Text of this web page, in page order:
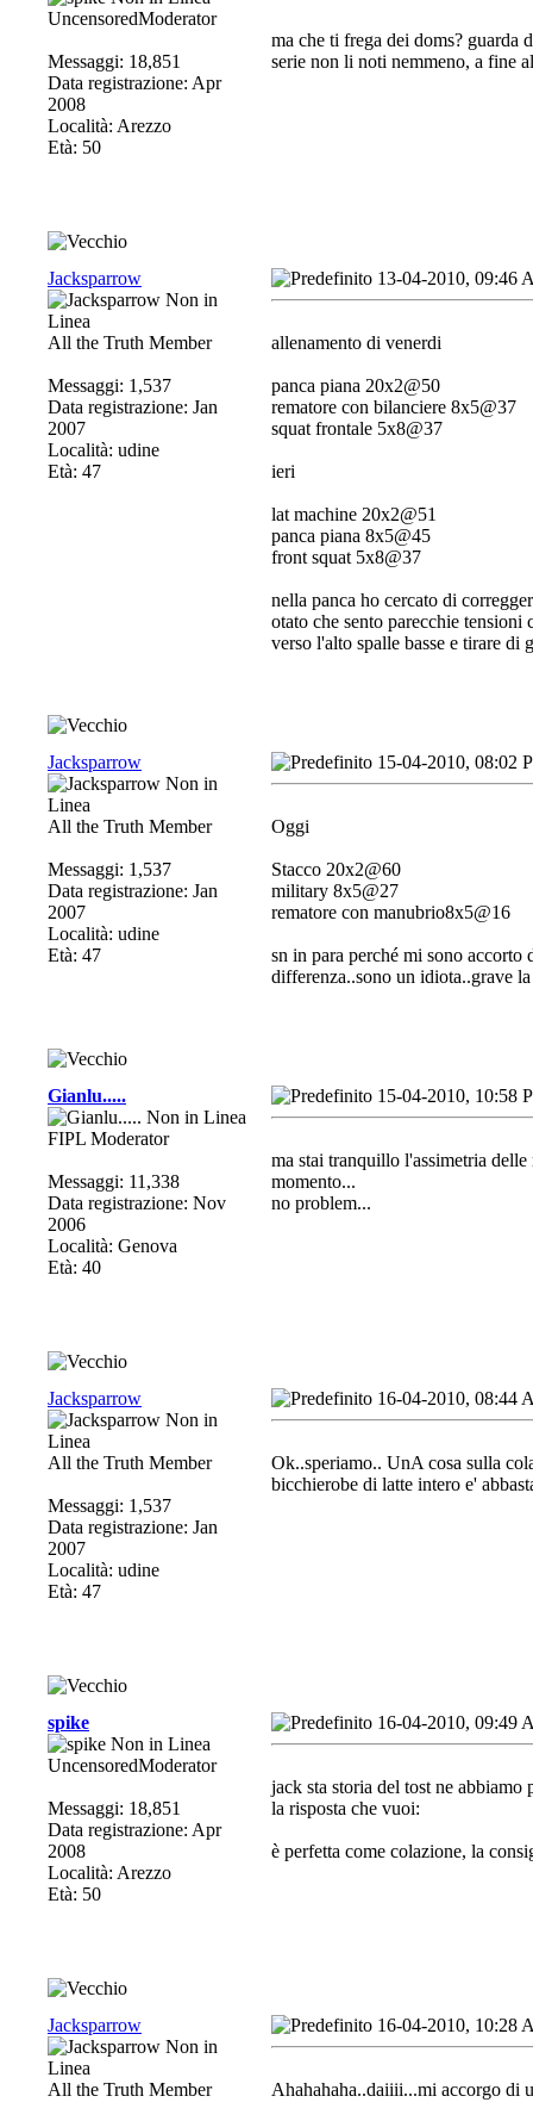
UncensoredModerator
Messaggi: 18,851
Data registrazione: Apr
2008
Località: Arezzo
Età: 50
ma che ti frega dei doms? guarda
serie non li noti nemmeno, a fine
Jacksparrow
All the Truth Member
Messaggi: 1,537
Data registrazione: Jan
2007
Località: udine
Età: 47
13-04-2010, 09:46
allenamento di venerdi
panca piana 20x2@50
rematore con bilanciere 8x5@37
squat frontale 5x8@37
ieri
lat machine 20x2@51
panca piana 8x5@45
front squat 5x8@37
nella panca ho cercato di
otato che sento parecchie tensioni
verso l'alto spalle basse e tirare di
Jacksparrow
All the Truth Member
Messaggi: 1,537
Data registrazione: Jan
2007
Località: udine
Età: 47
15-04-2010, 08:02
Oggi
Stacco 20x2@60
military 8x5@27
rematore con manubrio8x5@16
sn in para perché mi sono
differenza..sono un idiota..grave
Gianlu.....
FIPL Moderator
Messaggi: 11,338
Data registrazione: Nov
2006
Località: Genova
Età: 40
15-04-2010, 10:58
ma stai tranquillo l'assimetria
momento...
no problem...
Jacksparrow
All the Truth Member
Messaggi: 1,537
Data registrazione: Jan
2007
Località: udine
Età: 47
16-04-2010, 08:44
Ok..speriamo.. UnA cosa sulla
bicchierobe di latte intero e'
spike
UncensoredModerator
Messaggi: 18,851
Data registrazione: Apr
2008
Località: Arezzo
Età: 50
16-04-2010, 09:49
jack sta storia del tost ne
la risposta che vuoi:
è perfetta come colazione, la
Jacksparrow
All the Truth Member
16-04-2010, 10:28
Ahahahaha..daiiii...mi accorgo di